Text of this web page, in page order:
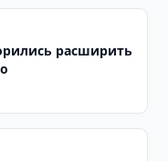
расширить